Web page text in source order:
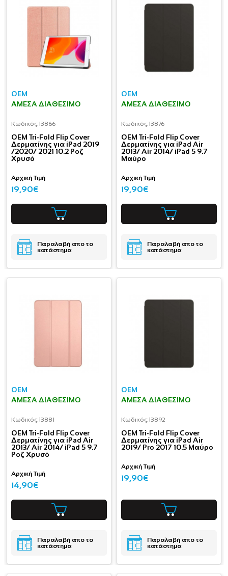
OEM
ΆΜΕΣΑ ΔΙΑΘΈΣΙΜΟ
Κωδικός:13866
OEM Tri-Fold Flip Cover
Δερματίνης για iPad 2019
/2020/ 2021 10.2 Ροζ
Χρυσό
Αρχική Τιμή
19,90€
Παραλαβή απο το
κατάστημα
OEM
ΆΜΕΣΑ ΔΙΑΘΈΣΙΜΟ
Κωδικός:13876
OEM Tri-Fold Flip Cover
Δερματίνης για iPad Air
2013/ Air 2014/ iPad 5 9.7
Μαύρο
Αρχική Τιμή
19,90€
Παραλαβή απο το
κατάστημα
OEM
ΆΜΕΣΑ ΔΙΑΘΈΣΙΜΟ
Κωδικός:13881
OEM Tri-Fold Flip Cover
Δερματίνης για iPad Air
2013/ Air 2014/ iPad 5 9.7
Ροζ Χρυσό
Αρχική Τιμή
14,90€
Παραλαβή απο το
κατάστημα
OEM
ΆΜΕΣΑ ΔΙΑΘΈΣΙΜΟ
Κωδικός:13892
OEM Tri-Fold Flip Cover
Δερματίνης για iPad Air
2019/ Pro 2017 10.5 Μαύρο
Αρχική Τιμή
19,90€
Παραλαβή απο το
κατάστημα